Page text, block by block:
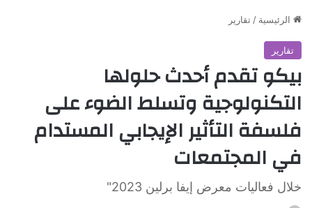
الرئيسية / تقارير
تقارير
بيكو تقدم أحدث حلولها
التكنولوجية وتسلط الضوء على
فلسفة التأثير الإيجابي المستدام
في المجتمعات
خلال فعاليات معرض إيفا برلين 2023"